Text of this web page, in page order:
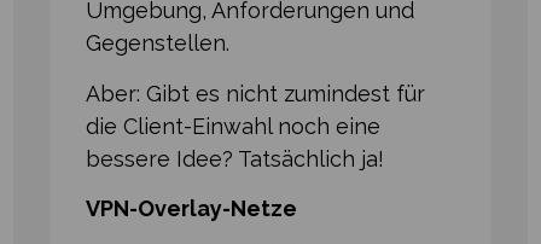
Umgebung, Anforderungen und
Gegenstellen.
Aber: Gibt es nicht zumindest für
die Client-Einwahl noch eine
bessere Idee? Tatsächlich ja!
VPN-Overlay-Netze